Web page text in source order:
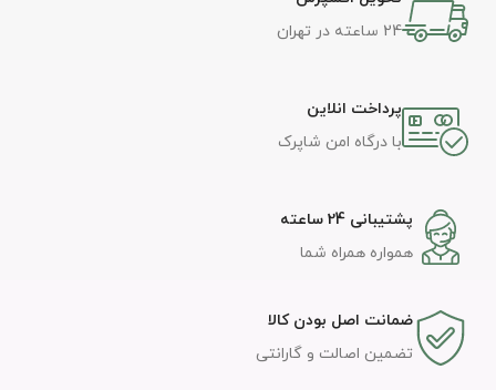
24 ساعته در تهران
پرداخت انلاین
با درگاه امن شاپرک
پشتیبانی 24 ساعته
همواره همراه شما
ضمانت اصل بودن کالا
تضمین اصالت و گارانتی